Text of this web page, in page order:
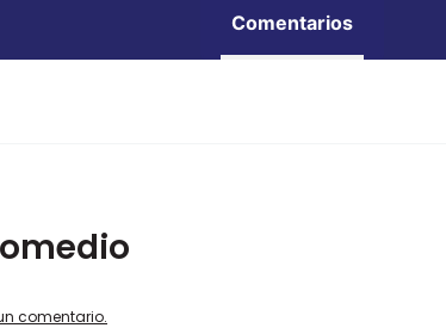
Comentarios
comentario.